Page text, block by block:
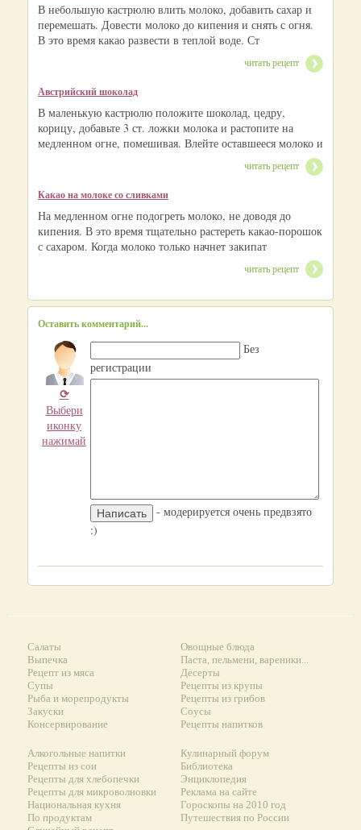
В небольшую кастрюлю влить молоко, добавить сахар и
перемешать. Довести молоко до кипения и снять с огня.
В это время какао развести в теплой воде. Ст
читать рецепт
Австрийский шоколад
В маленькую кастрюлю положите шоколад, цедру,
корицу, добавьте 3 ст. ложки молока и растопите на
медленном огне, помешивая. Влейте оставшееся молоко и
читать рецепт
Какао на молоке со сливками
На медленном огне подогреть молоко, не доводя до
кипения. В это время тщательно растереть какао-порошок
с сахаром. Когда молоко только начнет закипат
читать рецепт
Оставить комментарий...
⟳
Выбери
иконку
нажимай
Без
регистрации
- модерируется очень предвзято
:)
Салаты
Выпечка
Рецепт из мяса
Супы
Рыба и морепродукты
Закуски
Консервирование
Овощные блюда
Паста, пельмени, вареники...
Десерты
Рецепты из крупы
Рецепты из грибов
Соусы
Рецепты напитков
Алкогольные напитки
Рецепты из сои
Рецепты для хлебопечки
Рецепты для микроволновки
Национальная кухня
По продуктам
Кулинарный форум
Библиотека
Энциклопедия
Реклама на сайте
Гороскопы на 2010 год
Путешествия по России